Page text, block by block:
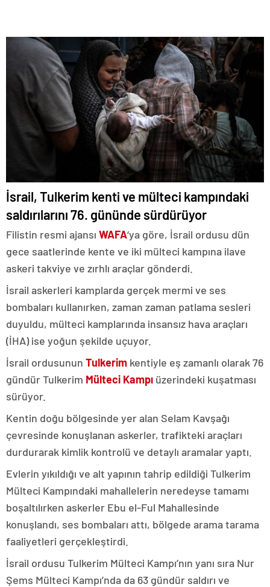
İsrail, Tulkerim kenti ve mülteci kampındaki
saldırılarını 76. gününde sürdürüyor
Filistin resmi ajansı WAFA‘ya göre, İsrail ordusu dün
gece saatlerinde kente ve iki mülteci kampına ilave
askeri takviye ve zırhlı araçlar gönderdi.
İsrail askerleri kamplarda gerçek mermi ve ses
bombaları kullanırken, zaman zaman patlama sesleri
duyuldu, mülteci kamplarında insansız hava araçları
(İHA) ise yoğun şekilde uçuyor.
İsrail ordusunun Tulkerim kentiyle eş zamanlı olarak 76
gündür Tulkerim Mülteci Kampı üzerindeki kuşatması
sürüyor.
Kentin doğu bölgesinde yer alan Selam Kavşağı
çevresinde konuşlanan askerler, trafikteki araçları
durdurarak kimlik kontrolü ve detaylı aramalar yaptı.
Evlerin yıkıldığı ve alt yapının tahrip edildiği Tulkerim
Mülteci Kampındaki mahallelerin neredeyse tamamı
boşaltılırken askerler Ebu el-Ful Mahallesinde
konuşlandı, ses bombaları attı, bölgede arama tarama
faaliyetleri gerçekleştirdi.
İsrail ordusu Tulkerim Mülteci Kampı’nın yanı sıra Nur
Şems Mülteci Kampı’nda da 63 gündür saldırı ve